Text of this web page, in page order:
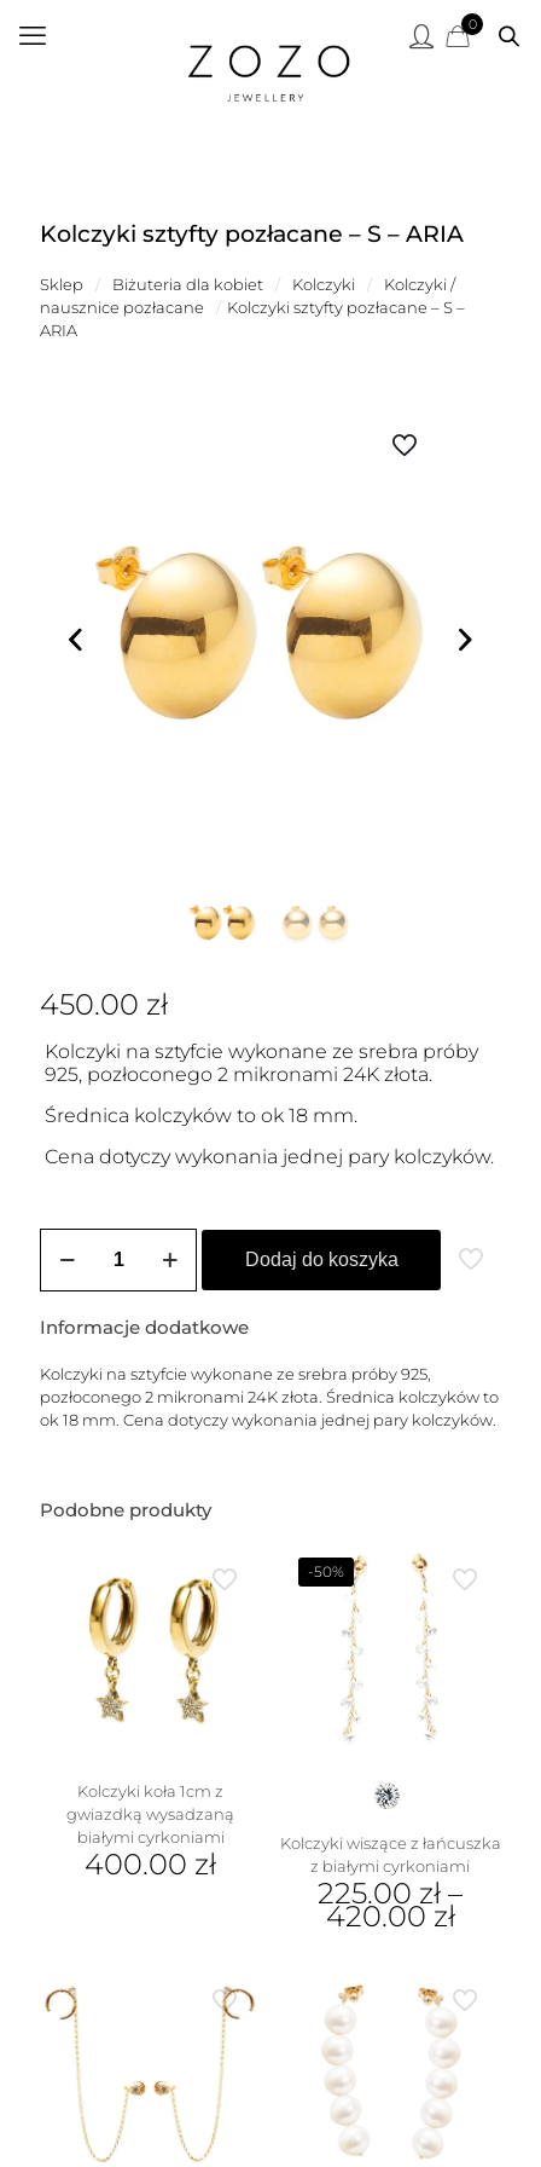
0
Kolczyki sztyfty pozłacane – S – ARIA
Sklep / Biżuteria dla kobiet / Kolczyki /
Kolczyki /
nausznice pozłacane
/ Kolczyki sztyfty pozłacane – S –
ARIA
450.00 zł
Kolczyki na sztyfcie wykonane ze srebra próby
925, pozłoconego 2 mikronami 24K złota.
Średnica kolczyków to ok 18 mm.
Cena dotyczy wykonania jednej pary kolczyków.
Kolczyki
-
-
ARIA
Dodaj do koszyka
Informacje dodatkowe
Kolczyki na sztyfcie wykonane ze srebra próby 925,
pozłoconego 2 mikronami 24K złota. Średnica kolczyków to
ok 18 mm. Cena dotyczy wykonania jednej pary kolczyków.
Podobne produkty
Kolczyki koła 1cm z
gwiazdką wysadzaną
białymi cyrkoniami
400.00 zł
-50%
Kolczyki wiszące z łańcuszka
z białymi cyrkoniami
225.00 zł –
420.00 zł
wariantów.
można
wybrać
stronie